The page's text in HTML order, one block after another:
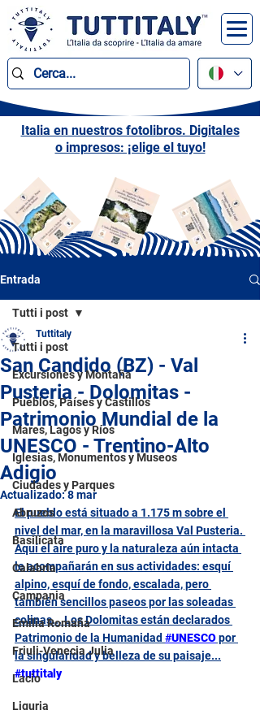
Italia en nuestros fotolibros. Digitales
o impresos: ¡elige el tuyo!
Entrada
Tutti i post
Excursiones y Montaña
Pueblos, Países y Castillos
Mares, Lagos y Ríos
Iglesias, Monumentos y Museos
Ciudades y Parques
Abruzos
Basilicata
Calabria
Campania
Emilia Romaña
Friuli-Venecia Julia
Lacio
Liguria
Tutti i post
San Candido (BZ) - Val
Pusteria - Dolomitas -
Patrimonio Mundial de la
UNESCO - Trentino-Alto
Adigio
Tuttitaly
Actualizado:8 mar
El pueblo está situado a 1.175 m sobre el
nivel del mar, en la maravillosa Val Pusteria.
Aquí el aire puro y la naturaleza aún intacta
le acompañarán en sus actividades: esquí
alpino, esquí de fondo, escalada, pero
también sencillos paseos por las soleadas
colinas... Los Dolomitas están declarados
Patrimonio de la Humanidad #UNESCO por
la singularidad y belleza de su paisaje...
#tuttitaly